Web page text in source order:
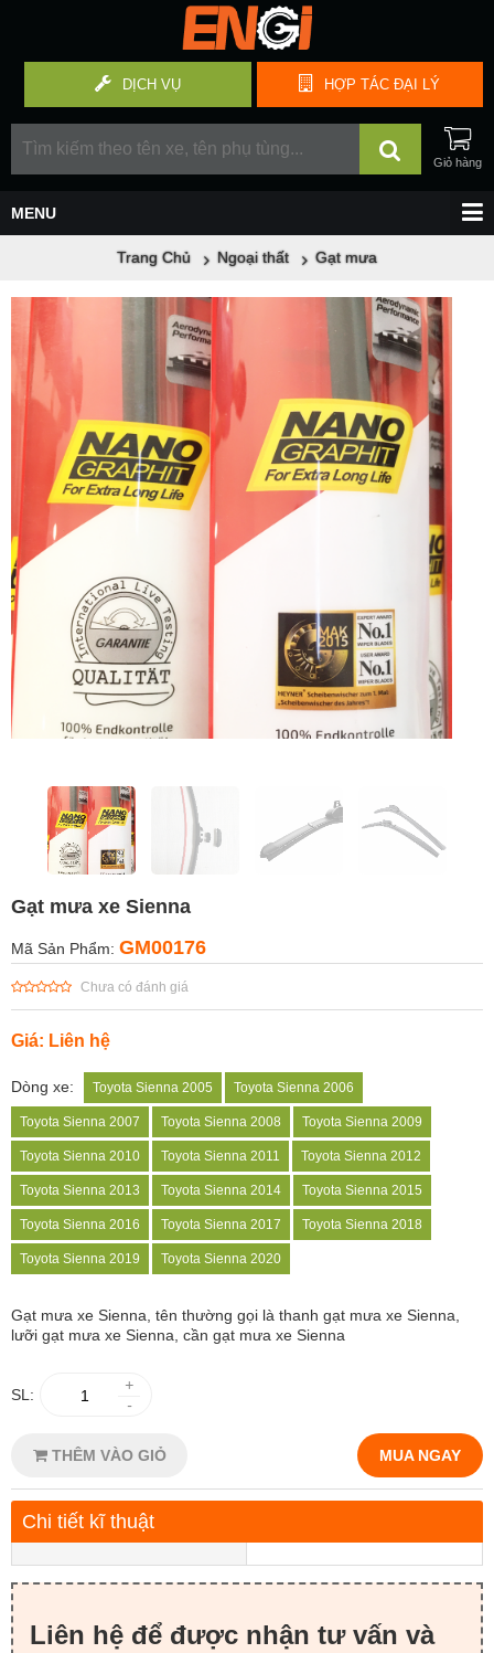
HỢP TÁC ĐẠI LÝ
DỊCH VỤ
Trang Chủ Ngoại thất Gạt mưa
Gạt mưa xe Sienna
Mã Sản Phẩm: GM00176
Chưa có đánh giá
Giá: Liên hệ
Dòng xe: Toyota Sienna 2005 Toyota Sienna 2006
Toyota Sienna 2007 Toyota Sienna 2008 Toyota Sienna 2009
Toyota Sienna 2010 Toyota Sienna 2011 Toyota Sienna 2012
Toyota Sienna 2013 Toyota Sienna 2014 Toyota Sienna 2015
Toyota Sienna 2016 Toyota Sienna 2017 Toyota Sienna 2018
Toyota Sienna 2019 Toyota Sienna 2020
Gạt mưa xe Sienna , tên thường gọi là thanh gạt mưa xe Sienna,
lưỡi gạt mưa xe Sienna, cần gạt mưa xe Sienna
SL:
+
-
THÊM VÀO GIỎ MUA NGAY
Chi tiết kĩ thuật
Liên hệ để được nhận tư vấn và